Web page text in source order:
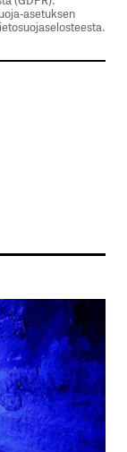
asetuksen